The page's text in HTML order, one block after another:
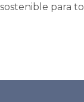
sostenible para